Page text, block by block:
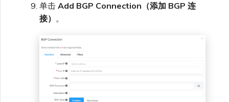
单击 Add BGP Connection（添加 BGP 连
接） 。